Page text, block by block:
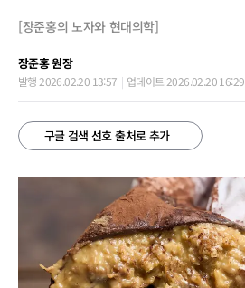
[장준홍의 노자와 현대의학]
장준홍 원장
발행 2026.02.20 13:57 업데이트 2026.02.20 16:29
구글 검색 선호 출처로 추가